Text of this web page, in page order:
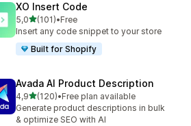
XO Insert Code
5,05 yıldız üzerinden
(101)
toplam 101 değerlendirme
•Free
Insert any code snippet to your store
Built for Shopify
Avada AI Product Description
4,95 yıldız üzerinden
(120)
toplam 120 değerlendirme
•Free plan available
Generate product descriptions in bulk
& optimize SEO with AI